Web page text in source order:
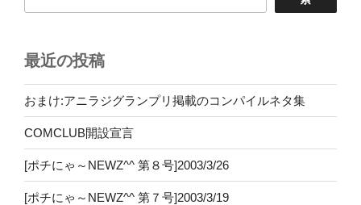
最近の投稿
おまけ:アニラジグランプリ掲載のコンパイルネタ集
COMCLUB開設宣言
[ポチにゃ～NEWZ^^ 第８号]2003/3/26
[ポチにゃ～NEWZ^^ 第７号]2003/3/19